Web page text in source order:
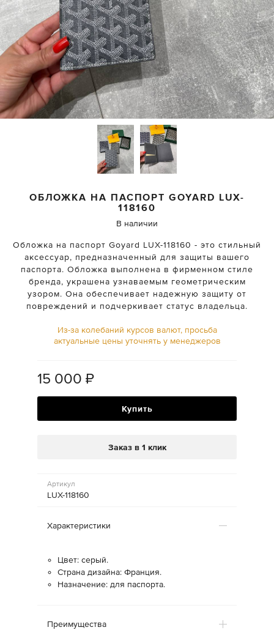
ОБЛОЖКА НА ПАСПОРТ GOYARD LUX-
118160
В наличии
Обложка на паспорт Goyard LUX-118160 - это стильный
аксессуар, предназначенный для защиты вашего
паспорта. Обложка выполнена в фирменном стиле
бренда, украшена узнаваемым геометрическим
узором. Она обеспечивает надежную защиту от
повреждений и подчеркивает статус владельца.
Из-за колебаний курсов валют, просьба
актуальные цены уточнять у менеджеров
15 000 ₽
Купить
Заказ в 1 клик
Артикул
LUX-118160
Характеристики
Цвет: серый.
Страна дизайна: Франция.
Назначение: для паспорта.
Преимущества